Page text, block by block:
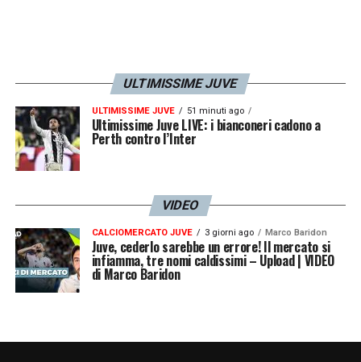
LA PLAYLIST DELLE NOSTRE TOP NEWS
ULTIMISSIME JUVE
ULTIMISSIME JUVE 51 minuti ago
Ultimissime Juve LIVE: i bianconeri cadono a
Perth contro l’Inter
VIDEO
CALCIOMERCATO JUVE 3 giorni ago Marco Baridon
Juve, cederlo sarebbe un errore! Il mercato si
infiamma, tre nomi caldissimi – Upload | VIDEO
di Marco Baridon